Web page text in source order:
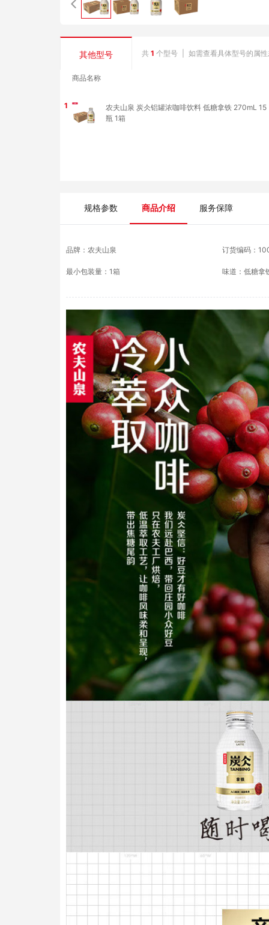
其他型号 共 1 个型号 如需查看具体型号的属
商品名称
1
农夫山泉 炭仌铝罐浓咖啡饮料 低糖拿铁 270mL 15
瓶 1箱
规格参数 商品介绍 服务保障
品牌： 农夫山泉 订货编码：
最小包装量： 1箱 味道 ： 低糖拿